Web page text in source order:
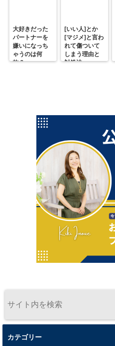
大好きだった
パートナーを
嫌いになっち
ゃうのは何
故？
[いい人]とか
[マジメ]と言わ
れて傷ついて
しまう理由と
対処法
カテゴリー